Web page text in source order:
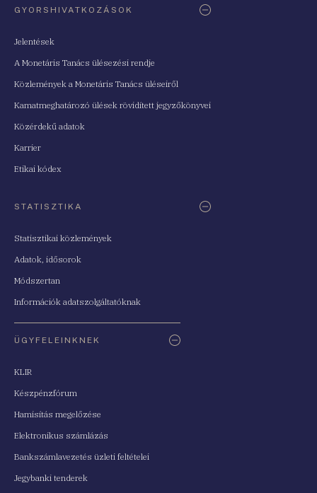
GYORSHIVATKOZÁSOK
Jelentések
A Monetáris Tanács ülésezési rendje
Közlemények a Monetáris Tanács üléseiről
Kamatmeghatározó ülések rövidített jegyzőkönyvei
Közérdekű adatok
Karrier
Etikai kódex
STATISZTIKA
Statisztikai közlemények
Adatok, idősorok
Módszertan
Információk adatszolgáltatóknak
ÜGYFELEINKNEK
KLIR
Készpénzfórum
Hamisítás megelőzése
Elektronikus számlázás
Bankszámlavezetés üzleti feltételei
Jegybanki tenderek